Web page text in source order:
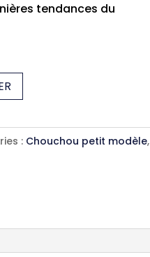
tendances du
: Chouchou petit modèle,